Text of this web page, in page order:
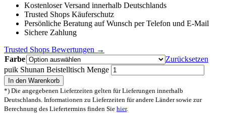
Kostenloser Versand innerhalb Deutschlands
Trusted Shops Käuferschutz
Persönliche Beratung auf Wunsch per Telefon und E-Mail
Sichere Zahlung
Trusted Shops Bewertungen →
Farbe
Zurücksetzen
puik Shunan Beistelltisch Menge
In den Warenkorb
*) Die angegebenen Lieferzeiten gelten für Lieferungen innerhalb
Deutschlands. Informationen zu Lieferzeiten für andere Länder sowie zur
Berechnung des Liefertermins finden Sie hier.